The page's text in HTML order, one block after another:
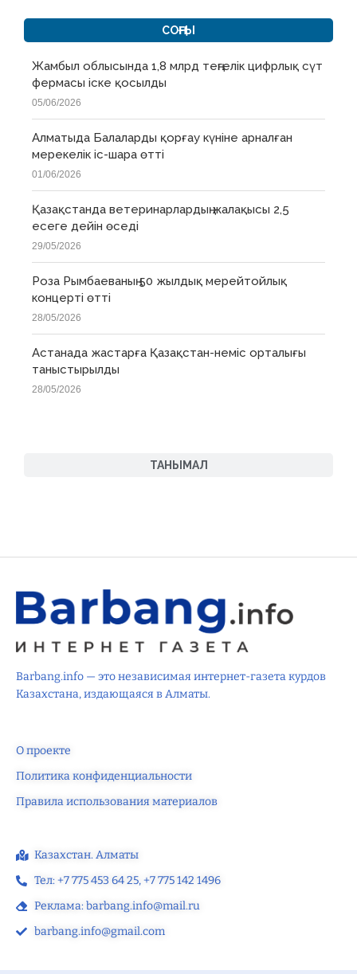
СОҢҒЫ
ТАНЫМАЛ
Жамбыл облысында 1,8 млрд теңгелік цифрлық сүт
фермасы іске қосылды
05/06/2026
Алматыда Балаларды қорғау күніне арналған
мерекелік іс-шара өтті
01/06/2026
Қазақстанда ветеринарлардың жалақысы 2,5
есеге дейін өседі
29/05/2026
Роза Рымбаеваның 50 жылдық мерейтойлық
концерті өтті
28/05/2026
Астанада жастарға Қазақстан-неміс орталығы
таныстырылды
28/05/2026
Barbang.info — это независимая интернет-газета курдов
Казахстана, издающаяся в Алматы.
О проекте
Политика конфиденциальности
Правила использования материалов
Казахстан. Алматы
Тел: +7 775 453 64 25‬, +7 775 142 1496‬
Реклама: barbang.info@mail.ru
barbang.info@gmail.com